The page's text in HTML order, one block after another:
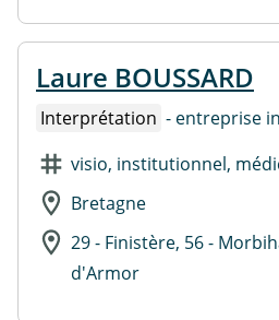
Laure BOUSSARD
Interprétation - entreprise
visio, institutionnel,
Bretagne
29 - Finistère, 56 -
d'Armor